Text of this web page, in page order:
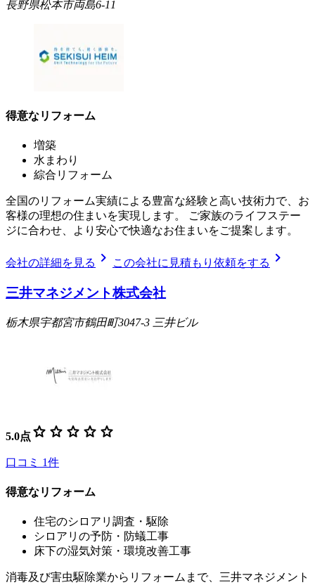
長野県松本市両島6-11
得意なリフォーム
増築
水まわり
綜合リフォーム
全国のリフォーム実績による豊富な経験と高い技術力で、お
客様の理想の住まいを実現します。 ご家族のライフステー
ジに合わせ、より安心で快適なお住まいをご提案します。
会社の詳細を見る chevron_right この会社に見積もり依頼をする chevron_right
三井マネジメント株式会社
栃木県宇都宮市鶴田町3047-3 三井ビル
5.0点 star star star star star
口コミ 1件
得意なリフォーム
住宅のシロアリ調査・駆除
シロアリの予防・防蟻工事
床下の湿気対策・環境改善工事
消毒及び害虫駆除業からリフォームまで、三井マネジメント